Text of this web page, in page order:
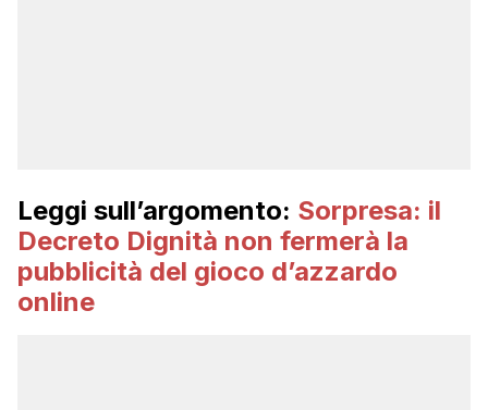
Leggi sull’argomento: Sorpresa: il
Decreto Dignità non fermerà la
pubblicità del gioco d’azzardo
online